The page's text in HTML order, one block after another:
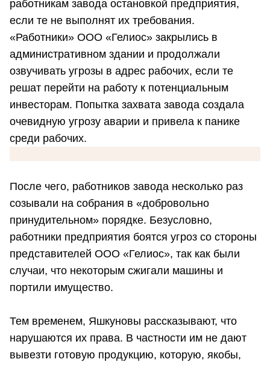
работникам завода остановкой предприятия,
если те не выполнят их требования.
«Работники» ООО «Гелиос» закрылись в
административном здании и продолжали
озвучивать угрозы в адрес рабочих, если те
решат перейти на работу к потенциальным
инвесторам. Попытка захвата завода создала
очевидную угрозу аварии и привела к панике
среди рабочих.
После чего, работников завода несколько раз
созывали на собрания в «добровольно
принудительном» порядке. Безусловно,
работники предприятия боятся угроз со стороны
представителей ООО «Гелиос», так как были
случаи, что некоторым сжигали машины и
портили имущество.
Тем временем, Яшкуновы рассказывают, что
нарушаются их права. В частности им не дают
вывезти готовую продукцию, которую, якобы,